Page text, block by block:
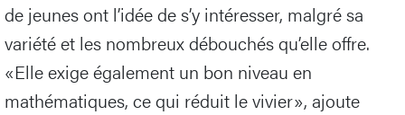
de jeunes ont l’idée de s’y intéresser, malgré sa
variété et les nombreux débouchés qu’elle offre.
«Elle exige également un bon niveau en
mathématiques, ce qui réduit le vivier», ajoute